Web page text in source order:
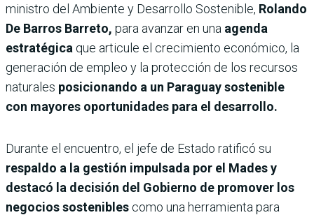
ministro del Ambiente y Desarrollo Sostenible, Rolando
De Barros Barreto, para avanzar en una agenda
estratégica que articule el crecimiento económico, la
generación de empleo y la protección de los recursos
naturales posicionando a un Paraguay sostenible
con mayores oportunidades para el desarrollo.
Durante el encuentro, el jefe de Estado ratificó su
respaldo a la gestión impulsada por el Mades y
destacó la decisión del Gobierno de promover los
negocios sostenibles como una herramienta para